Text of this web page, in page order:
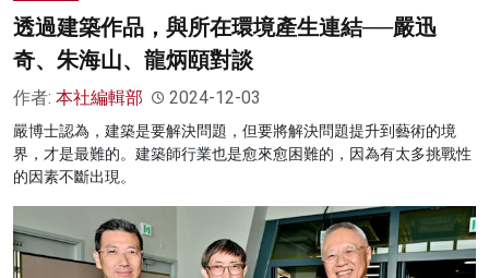
透過建築作品，與所在環境產生連結──嚴迅
奇、朱海山、龍炳頤對談
作者: 本社編輯部 2024-12-03
嚴博士認為，建築是要解決問題，但要將解決問題提升到藝術的境
界，才是最難的。建築師行業也是愈來愈困難的，因為有太多挑戰性
的因素不斷出現。